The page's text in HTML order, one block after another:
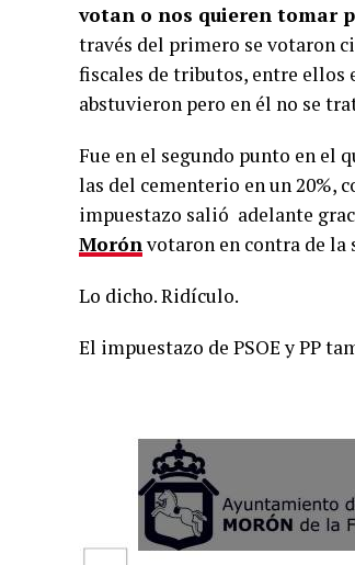
votan o nos quieren tomar
través del primero se votaron
fiscales de tributos, entre ellos
abstuvieron pero en él no se
Fue en el segundo punto en el
las del cementerio en un 20%,
impuestazo salió adelante
Morónvotaron en contra de la
Lo dicho. Ridículo.
El impuestazo de PSOE y PP